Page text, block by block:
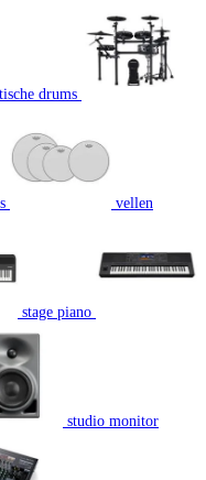
drums
vellen
stage piano
studio monitor